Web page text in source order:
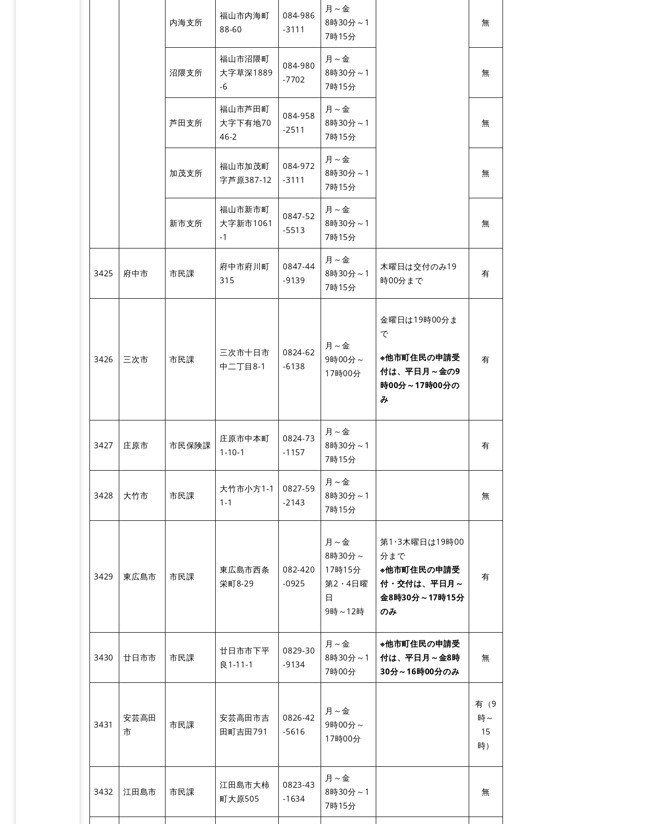
内海支所
福山市内海町
88-60
084-986
-3111
月～金
8時30分～1
7時15分
無
沼隈支所
福山市沼隈町
大字草深1889
-6
084-980
-7702
月～金
8時30分～1
7時15分
無
芦田支所
福山市芦田町
大字下有地70
46-2
084-958
-2511
月～金
8時30分～1
7時15分
無
加茂支所
福山市加茂町
字芦原387-12
084-972
-3111
月～金
8時30分～1
7時15分
無
新市支所
福山市新市町
大字新市1061
-1
0847-52
-5513
月～金
8時30分～1
7時15分
無
3425 府中市 市民課
府中市府川町
315
0847-44
-9139
月～金
8時30分～1
7時15分
木曜日は交付のみ19
時00分まで
有
3426 三次市 市民課
三次市十日市
中二丁目8-1
0824-62
-6138
月～金
9時00分～
17時00分
金曜日は19時00分ま
で
※他市町住民の申請受
付は、平日月～金の9
時00分～17時00分の
み
有
3427 庄原市 市民保険課
庄原市中本町
1-10-1
0824-73
-1157
月～金
8時30分～1
7時15分
有
3428 大竹市 市民課
大竹市小方1-1
1-1
0827-59
-2143
月～金
8時30分～1
7時15分
無
3429 東広島市 市民課
東広島市西条
栄町8-29
082-420
-0925
月～金
8時30分～
17時15分
第2・4日曜
日
9時～12時
第1･3木曜日は19時00
分まで
※他市町住民の申請受
付・交付は、平日月～
金8時30分～17時15分
のみ
有
3430 廿日市市 市民課
廿日市市下平
良1-11-1
0829-30
-9134
月～金
8時30分～1
7時00分
※他市町住民の申請受
付は、平日月～金8時
30分～16時00分のみ
無
3431
安芸高田
市
市民課
安芸高田市吉
田町吉田791
0826-42
-5616
月～金
9時00分～
17時00分
有（9
時～
15
時）
3432 江田島市 市民課
江田島市大柿
町大原505
0823-43
-1634
月～金
8時30分～1
7時15分
無